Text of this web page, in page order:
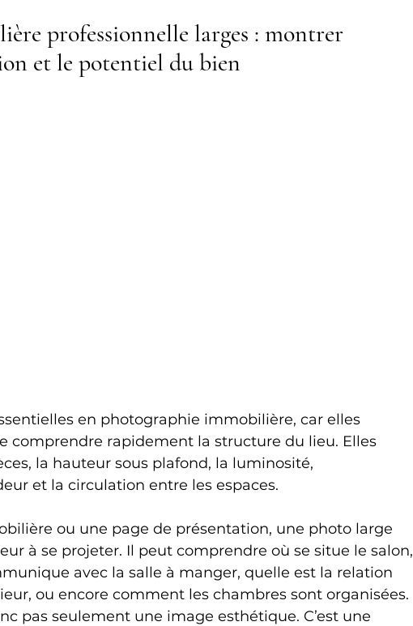
professionnelle larges : montrer
et le potentiel du bien
en photographie immobilière, car elles
comprendre rapidement la structure du lieu. Elles
la hauteur sous plafond, la luminosité,
et la circulation entre les espaces.
ou une page de présentation, une photo large
à se projeter. Il peut comprendre où se situe le salon,
avec la salle à manger, quelle est la relation
ou encore comment les chambres sont organisées.
pas seulement une image esthétique. C’est une